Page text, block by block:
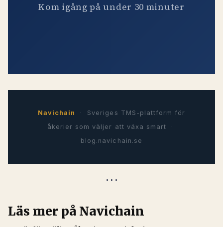
Kom igång på under 30 minuter
Navichain
· Sveriges TMS-plattform för
åkerier som väljer att växa smart ·
blog.navichain.se
Läs mer på Navichain